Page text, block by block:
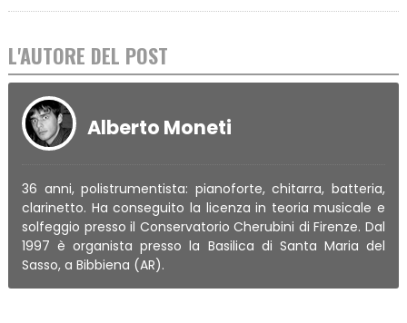
L'AUTORE DEL POST
Alberto Moneti
36 anni, polistrumentista: pianoforte, chitarra, batteria,
clarinetto. Ha conseguito la licenza in teoria musicale e
solfeggio presso il Conservatorio Cherubini di Firenze. Dal
1997 è organista presso la Basilica di Santa Maria del
Sasso, a Bibbiena (AR).